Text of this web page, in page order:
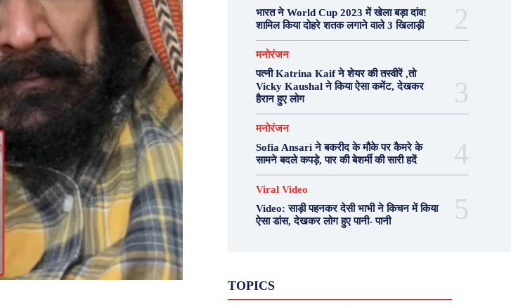
भारत ने World Cup 2023 में खेला बड़ा दांव!
शामिल किया दोहरे शतक लगाने वाले 3 खिलाड़ी
मनोरंजन
पत्नी Katrina Kaif ने शेयर की तस्वीरें ,तो
Vicky Kaushal ने किया ऐसा कमेंट, देखकर
हैरान हुए लोग
मनोरंजन
Sofia Ansari ने बकरीद के मौके पर कैमरे के
सामने बदले कपड़े, पार की बेशर्मी की सारी हदें
Viral Video
Video: साड़ी पहनकर देसी भाभी ने किचन में किया
ऐसा डांस, देखकर लोग हुए पानी- पानी
TOPICS